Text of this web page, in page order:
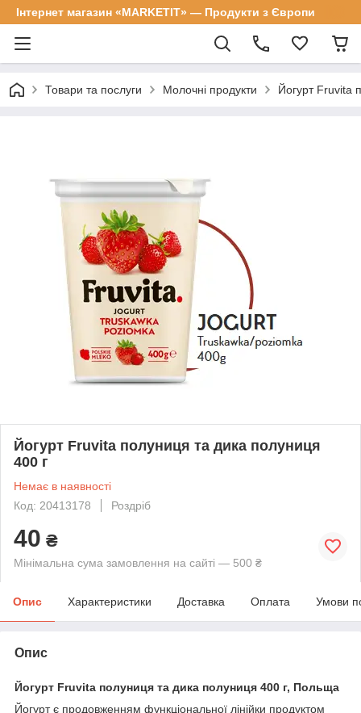
Інтернет магазин «MARKETIT» — Продукти з Європи
Товари та послуги Молочні продукти Йогурт Fruvita
Йогурт Fruvita полуниця та дика полуниця
400 г
Немає в наявності
Код: 20413178
Роздріб
40 ₴
Мінімальна сума замовлення на сайті — 500 ₴
Опис Характеристики Доставка Оплата Умови
Опис
Йогурт Fruvita полуниця та дика полуниця 400 г, Польща
Йогурт є продовженням функціональної лінійки продуктом